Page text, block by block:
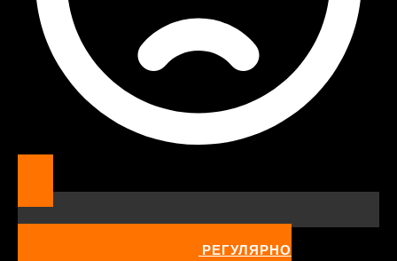
ОТ НЕОБХОДИМОСТИ РЕГУЛЯРНО